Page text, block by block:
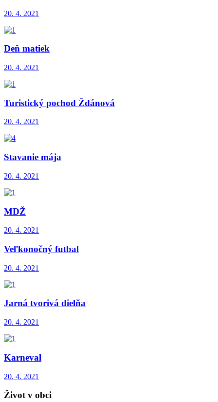
20. 4. 2021
Deň matiek
20. 4. 2021
Turistický pochod Ždánová
20. 4. 2021
Stavanie mája
20. 4. 2021
MDŽ
20. 4. 2021
Veľkonočný futbal
20. 4. 2021
Jarná tvorivá dielňa
20. 4. 2021
Karneval
20. 4. 2021
Život v obci